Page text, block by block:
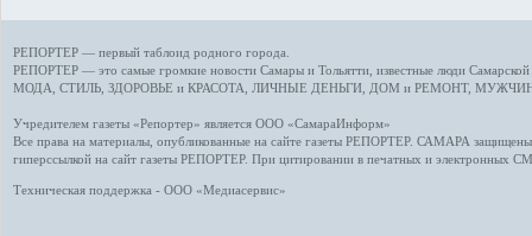
РЕПОРТЕР — первый таблоид родного города.
РЕПОРТЕР — это самые громкие новости Самары и Тольятти, известные люди
МОДА, СТИЛЬ ЗДОРОВЬЕ и КРАСОТА ЛИЧНЫЕ ДЕНЬГИ ДОМ и РЕМОНТ,
Учредителем газеты «Репортер» является ООО «СамараИнформ»
Все права на материалы, опубликованные на сайте газеты РЕПОРТЕР. САМАРА защищены.
гиперссылкой на сайт газеты РЕПОРТЕР. При цитировании в печатных и электронных
Техническая поддержка - ООО «Медиасервис»